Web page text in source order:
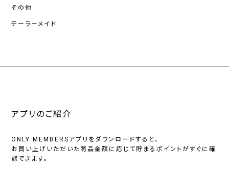
その他
テーラーメイド
アプリのご紹介
ONLY MEMBERSアプリをダウンロードすると、
お買い上げいただいた商品金額に応じて貯まるポイントがすぐに確
認できます。